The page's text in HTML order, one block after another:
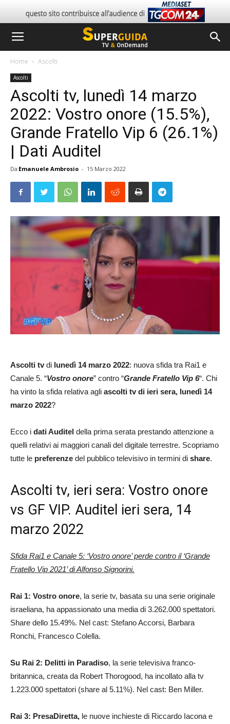
Home Ascolti
Ascolti
Ascolti tv, lunedì 14 marzo
2022: Vostro onore (15.5%),
Grande Fratello Vip 6 (26.1%)
| Dati Auditel
Da Emanuele Ambrosio - 15 Marzo 2022
Ascolti tvdi lunedì 14 marzo 2022: nuova sfida tra Rai1 e
Canale 5. “Vostro onore” contro “Grande Fratello Vip 6“. Chi
ha vinto la sfida relativa agli ascolti tv di ieri sera, lunedì 14
marzo 2022?
Ecco i dati Auditel della prima serata prestando attenzione a
quelli relativi ai maggiori canali del digitale terrestre. Scopriamo
tutte le preferenze del pubblico televisivo in termini di share.
Ascolti tv, ieri sera: Vostro onore
vs GF VIP. Auditel ieri sera, 14
marzo 2022
Sfida Rai1 e Canale 5: ‘Vostro onore’ perde contro il ‘Grande
Fratello Vip 2021’ di Alfonso Signorini.
Rai 1: Vostro onore, la serie tv, basata su una serie originale
israeliana, ha appassionato una media di 3.262.000 spettatori.
Share dello 15.49%. Nel cast: Stefano Accorsi, Barbara
Ronchi, Francesco Colella.
Su Rai 2: Delitti in Paradiso, la serie televisiva franco-
britannica, creata da Robert Thorogood, ha incollato alla tv
1.223.000 spettatori (share al 5.11%). Nel cast: Ben Miller.
Rai 3: PresaDiretta, le nuove inchieste di Riccardo Iacona e